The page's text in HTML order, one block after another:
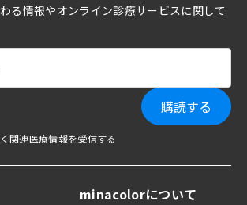
る情報やオンライン診療サービスに関して
購読する
関連医療情報を受信する
minacolorについて